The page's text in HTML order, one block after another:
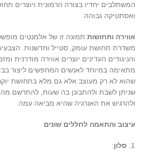
המשתלבים יחדיו בצורה הרמונית ויוצרים
ואסתטיקה גבוהה.
אווירה ותחושות תמונה זו של אלמנטים
משדרת תחושת עומק, סטייל וחדשנות.
והניגודים העדינים יוצרים אווירה מודרנית
מתאימה במיוחד לאנשים המחפשים ליצור
שהוא לא רק מעוצב אלא גם מלא בתחושת
שניתן לשבת ולהתבונן בה שעות, להתרשם
ולהרגיש את האנרגיה שהיא מביאה עמה.
עיצוב והתאמה לחללים שונים
סלון: